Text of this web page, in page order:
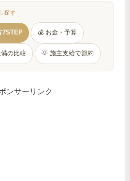
探す
7STEP 💰 お金・予算
備の比較 💡 施主支給で節約
ンサーリンク